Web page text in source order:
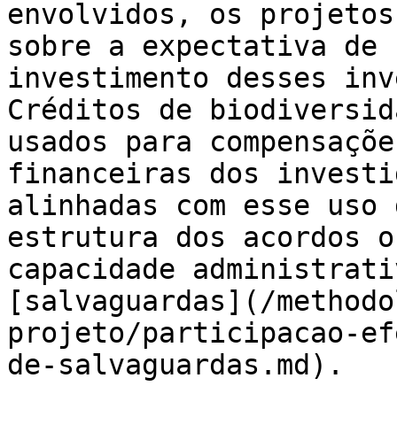
envolvidos, os
sobre a expectativa de
investimento desses
Créditos de
usados para
financeiras dos
alinhadas com esse
estrutura dos acordos
capacidade
[salvaguardas](/
projeto/participacao-
de-salvaguardas.md).